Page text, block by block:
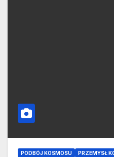
PODBÓJ KOSMOSU PRZEMYSŁ